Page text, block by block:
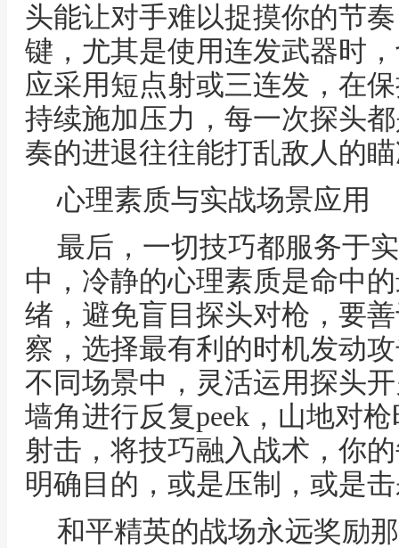
头能让对手难以捉摸你的节
键，尤其是使用连发武器时
应采用短点射或三连发，在
持续施加压力，每一次探头
奏的进退往往能打乱敌人的
心理素质与实战场景应用
最后，一切技巧都服务于
中，冷静的心理素质是命中
绪，避免盲目探头对枪，要
察，选择最有利的时机发动
不同场景中，灵活运用探头
墙角进行反复peek，山地对
射击，将技巧融入战术，你
明确目的，或是压制，或是
和平精英的战场永远奖励